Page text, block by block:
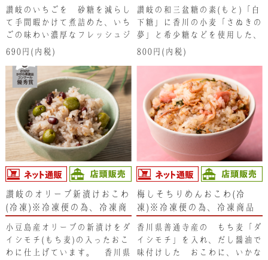
讃岐のいちごを 砂糖を減らし
て手間暇かけて煮詰めた、いち
ごの味わい濃厚なフレッシュジ
ャムです。パンに塗ったり、ヨ
690円(内税)
讃岐の和三盆糖の素(もと)「白
下糖」に香川の小麦「さぬきの
夢」と希少糖などを使用した、
「讃岐の和三盆まんじゅう た
り､しっとり」をコンセプトに
した生地で、柔らかく小豆の風
味が香る粒あんを包んでいま
す。白ごまも少し加え、素材の
持つそれぞれの味わいを引きた
てて仕上げたこだわりの和菓子
800円(内税)
讃岐のオリーブ新漬けおこわ
(冷凍)※冷凍便の為、冷凍商
小豆島産オリーブの新漬けをダ
イシモチ(もち麦)の入ったおこ
わに仕上げています。 香川県
梅しそちりめんおこわ(冷
凍)※冷凍便の為、冷凍商品
香川県善通寺産の もち麦「ダ
イシモチ」を入れ、だし醤油で
味付けした おこわに、いかな